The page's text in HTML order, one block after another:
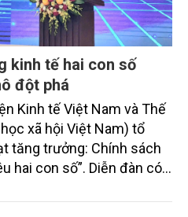
kinh tế hai con số
đột phá
Kinh tế Việt Nam và Thế
xã hội Việt Nam) tổ
tăng trưởng: Chính sách
hai con số”. Diễn đàn có
nhà khoa học, đại diện các